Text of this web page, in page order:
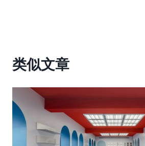
类似文章